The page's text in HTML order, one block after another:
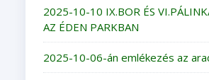
2025-10-10 IX.BOR ÉS
AZ ÉDEN PARKBAN
2025-10-06-án emlékezés az